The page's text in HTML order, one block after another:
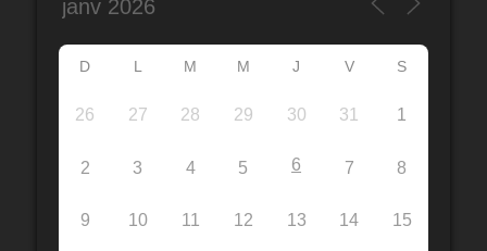
D L M M J V S
26 27 28 29 30 31 1
2 3 4 5 6 7 8
9 10 11 12 13 14 15